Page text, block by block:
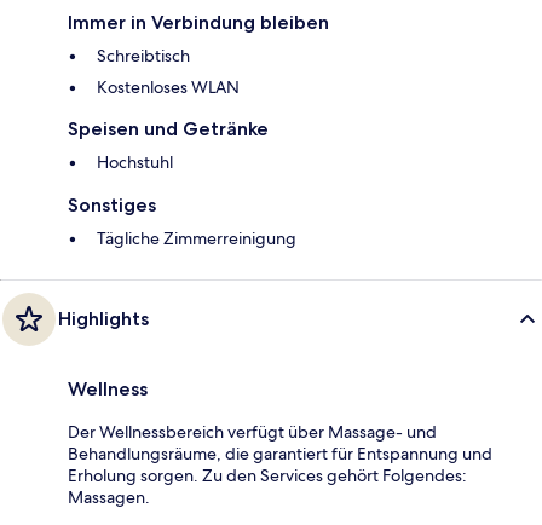
Immer in Verbindung bleiben
Schreibtisch
Kostenloses WLAN
Speisen und Getränke
Hochstuhl
Sonstiges
Tägliche Zimmerreinigung
Highlights
Wellness
Der Wellnessbereich verfügt über Massage- und
Behandlungsräume, die garantiert für Entspannung und
Erholung sorgen. Zu den Services gehört Folgendes:
Massagen.